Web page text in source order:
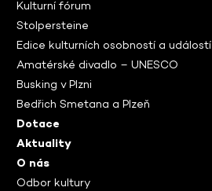
Kulturní fórum
Stolpersteine
Edice kulturních osobností a událostí
Amatérské divadlo – UNESCO
Busking v Plzni
Bedřich Smetana a Plzeň
Dotace
Aktuality
O nás
Odbor kultury